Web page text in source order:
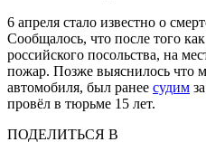
6 апреля стало известно о
Сообщалось, что после того
российского посольства, на
пожар. Позже выяснилось что
автомобиля, был ранее судим
провёл в тюрьме 15 лет.
ПОДЕЛИТЬСЯ В